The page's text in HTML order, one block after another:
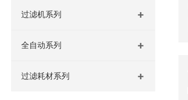
过滤机系列
全自动系列
过滤耗材系列